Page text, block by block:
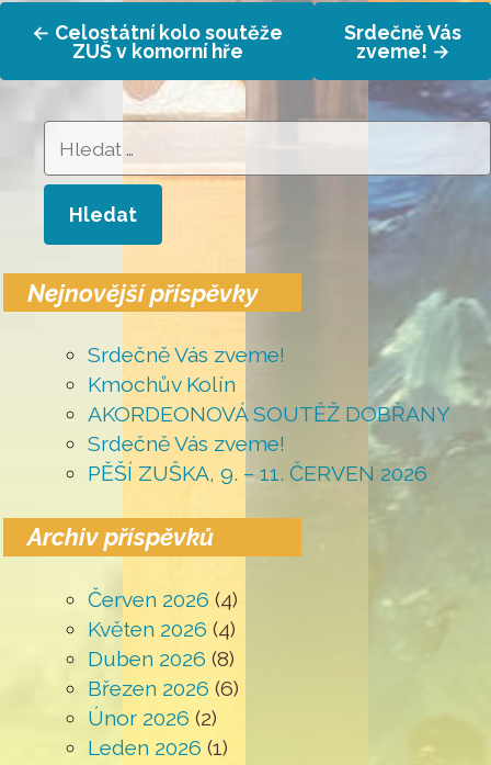
Navigace
pro
příspěvek
← Celostátní kolo soutěže
ZUŠ v komorní hře
Srdečně Vás
zveme! →
Nejnovější příspěvky
Srdečně Vás zveme!
Kmochův Kolín
AKORDEONOVÁ SOUTĚŽ DOBŘANY
Srdečně Vás zveme!
PĚŠÍ ZUŠKA, 9. – 11. ČERVEN 2026
Archiv příspěvků
Červen 2026 (4)
Květen 2026 (4)
Duben 2026 (8)
Březen 2026 (6)
Únor 2026 (2)
Leden 2026 (1)